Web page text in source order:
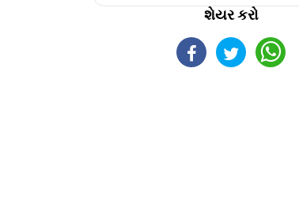
શેયર કરો